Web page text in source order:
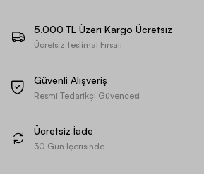
5.000 TL Üzeri Kargo Ücretsiz
Ücretsiz Teslimat Fırsatı
Güvenli Alışveriş
Resmi Tedarikçi Güvencesi
Ücretsiz İade
30 Gün İçerisinde